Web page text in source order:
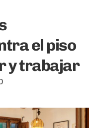
el piso
y trabajar